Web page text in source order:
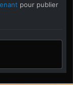
pour publier